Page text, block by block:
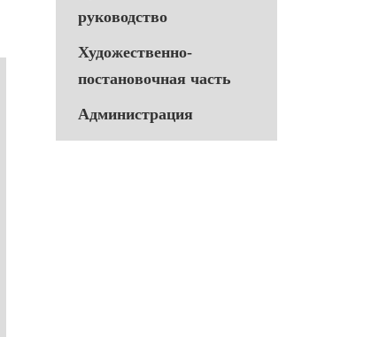
руководство
Художественно-
постановочная часть
Администрация